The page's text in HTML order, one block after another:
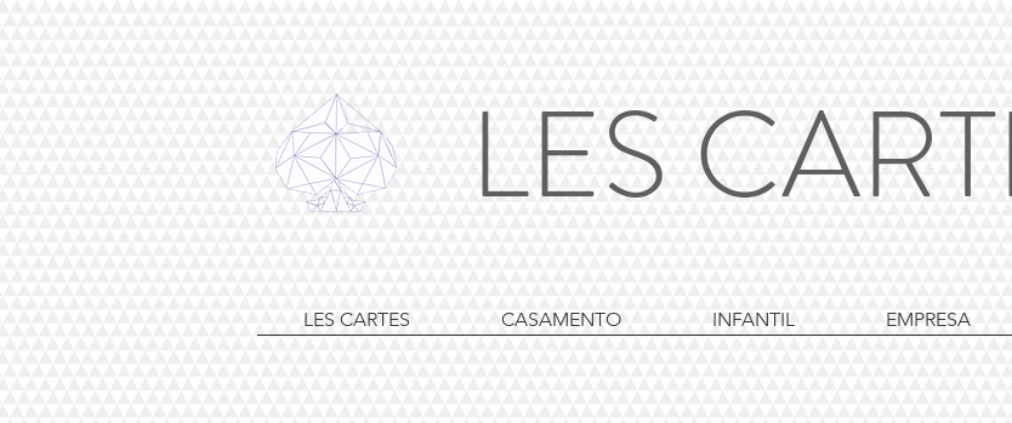
LES
LES CARTES CASAMENTO INFANTIL EMPRESA